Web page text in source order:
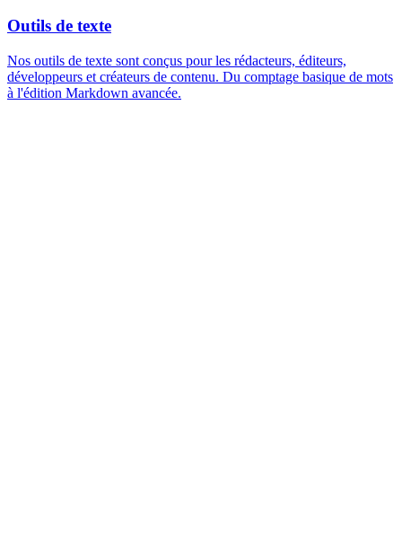
Outils de texte
Nos outils de texte sont conçus pour les rédacteurs, éditeurs,
développeurs et créateurs de contenu. Du comptage basique de mots
à l'édition Markdown avancée.